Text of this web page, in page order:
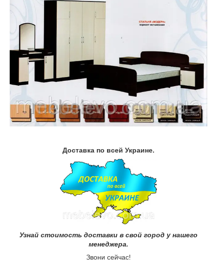
Доставка по всей Украине.
Узнай стоимость доставки в свой город у нашего
менеджера.
Звони сейчас!